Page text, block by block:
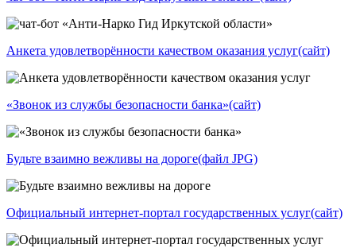
Анкета удовлетворённости качеством оказания услуг(сайт)
«Звонок из службы безопасности банка»(сайт)
Будьте взаимно вежливы на дороге(файл JPG)
Официальный интернет-портал государственных услуг(сайт)